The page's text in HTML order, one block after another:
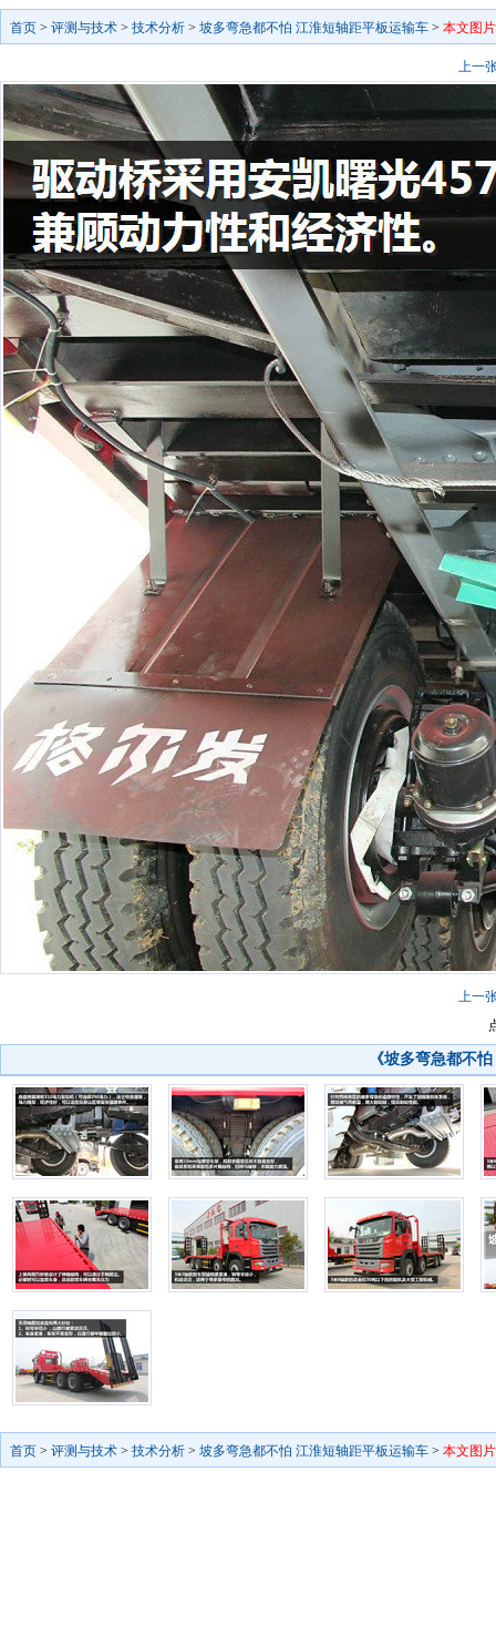
首页 > 评测与技术 > 技术分析 > 坡多弯急都不怕 江淮短轴距平板运输车 > 本文图片
上一
上一
《坡多弯急都不
首页 > 评测与技术 > 技术分析 > 坡多弯急都不怕 江淮短轴距平板运输车 > 本文图片